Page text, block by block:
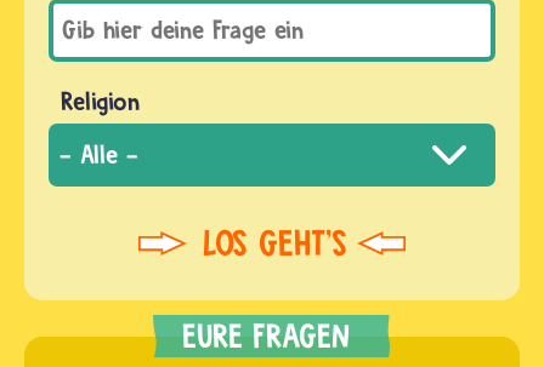
Religion